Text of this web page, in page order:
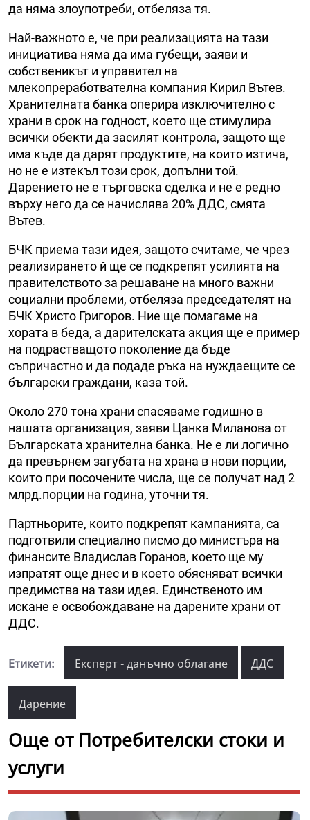
да няма злоупотреби, отбеляза тя.
Най-важното е, че при реализацията на тази
инициатива няма да има губещи, заяви и
собственикът и управител на
млекопреработвателна компания Кирил Вътев.
Хранителната банка оперира изключително с
храни в срок на годност, което ще стимулира
всички обекти да засилят контрола, защото ще
има къде да дарят продуктите, на които изтича,
но не е изтекъл този срок, допълни той.
Дарението не е търговска сделка и не е редно
върху него да се начислява 20% ДДС, смята
Вътев.
БЧК приема тази идея, защото считаме, че чрез
реализирането й ще се подкрепят усилията на
правителството за решаване на много важни
социални проблеми, отбеляза председателят на
БЧК Христо Григоров. Ние ще помагаме на
хората в беда, а дарителската акция ще е пример
на подрастващото поколение да бъде
съпричастно и да подаде ръка на нуждаещите се
български граждани, каза той.
Около 270 тона храни спасяваме годишно в
нашата организация, заяви Цанка Миланова от
Българската хранителна банка. Не е ли логично
да превърнем загубата на храна в нови порции,
които при посочените числа, ще се получат над 2
млрд.порции на година, уточни тя.
Партньорите, които подкрепят кампанията, са
подготвили специално писмо до министъра на
финансите Владислав Горанов, което ще му
изпратят още днес и в което обясняват всички
предимства на тази идея. Единственото им
искане е освобождаване на дарените храни от
ДДС.
Етикети: Експерт - данъчно облагане ДДС
Дарение
Още от Потребителски стоки и
услуги